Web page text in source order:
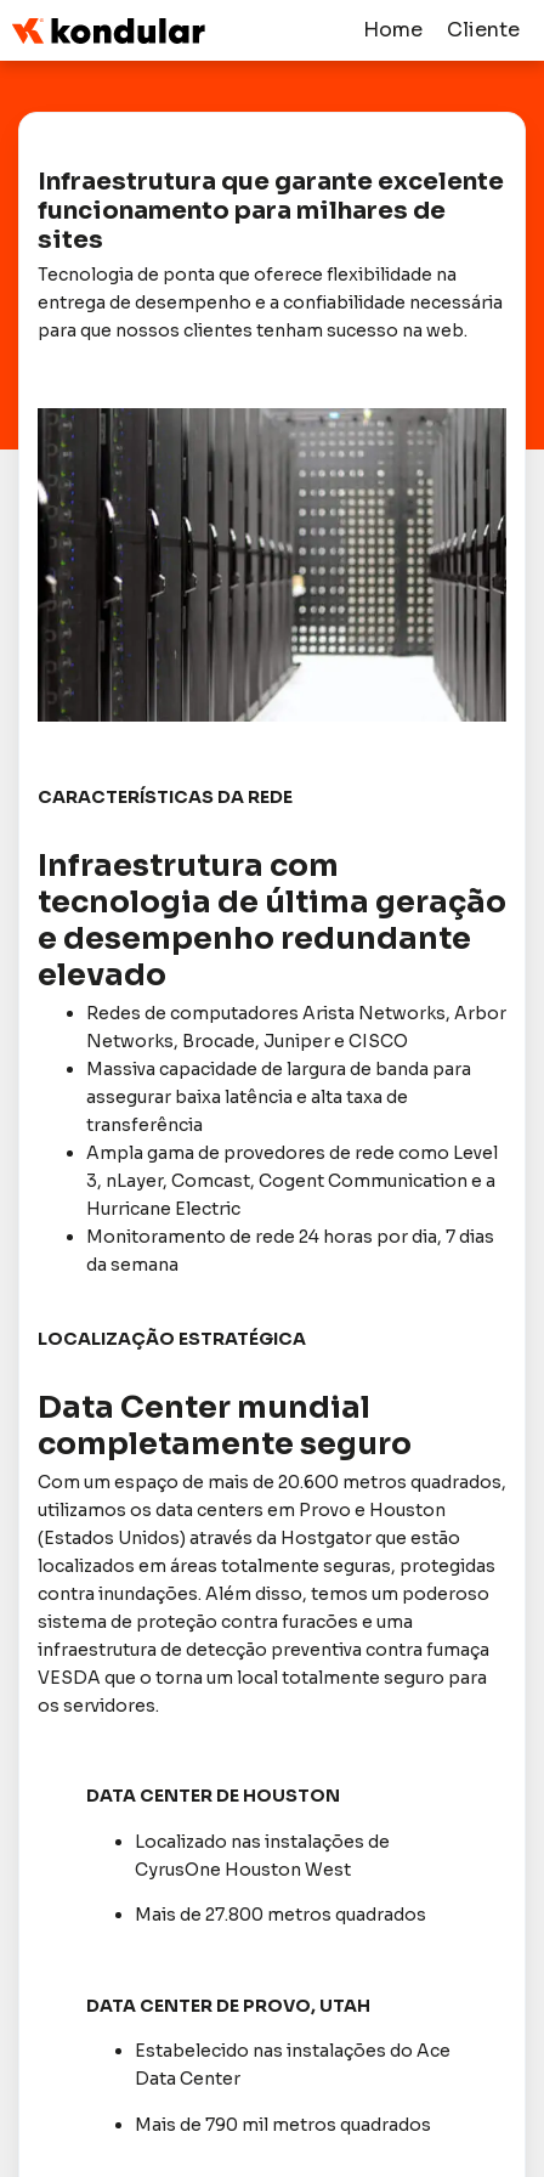
Home Cliente
Infraestrutura que garante excelente
funcionamento para milhares de
sites
Tecnologia de ponta que oferece flexibilidade na
entrega de desempenho e a confiabilidade necessária
para que nossos clientes tenham sucesso na web.
CARACTERÍSTICAS DA REDE
Infraestrutura com
tecnologia de última geração
e desempenho redundante
elevado
Redes de computadores Arista Networks, Arbor
Networks, Brocade, Juniper e CISCO
Massiva capacidade de largura de banda para
assegurar baixa latência e alta taxa de
transferência
Ampla gama de provedores de rede como Level
3, nLayer, Comcast, Cogent Communication e a
Hurricane Electric
Monitoramento de rede 24 horas por dia, 7 dias
da semana
LOCALIZAÇÃO ESTRATÉGICA
Data Center mundial
completamente seguro
Com um espaço de mais de 20.600 metros quadrados,
utilizamos os data centers em Provo e Houston
(Estados Unidos) através da Hostgator que estão
localizados em áreas totalmente seguras, protegidas
contra inundações. Além disso, temos um poderoso
sistema de proteção contra furacões e uma
infraestrutura de detecção preventiva contra fumaça
VESDA que o torna um local totalmente seguro para
os servidores.
DATA CENTER DE HOUSTON
Localizado nas instalações de
CyrusOne Houston West
Mais de 27.800 metros quadrados
DATA CENTER DE PROVO, UTAH
Estabelecido nas instalações do Ace
Data Center
Mais de 790 mil metros quadrados